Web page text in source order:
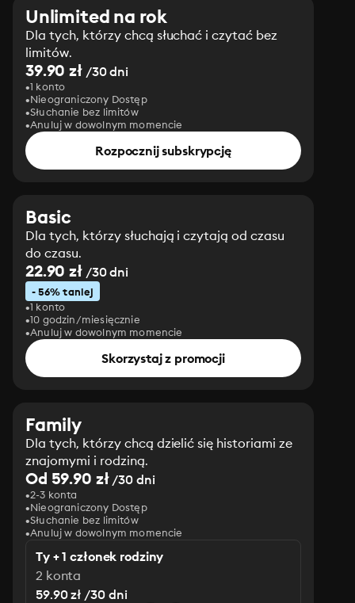
Unlimited na rok
Dla tych, którzy chcą słuchać i czytać bez
limitów.
39.90 zł/30 dni
1 konto
Nieograniczony Dostęp
Słuchanie bez limitów
Anuluj w dowolnym momencie
Rozpocznij subskrypcję
Basic
Dla tych, którzy słuchają i czytają od czasu
do czasu.
22.90 zł/30 dni
- 56% taniej
1 konto
10 godzin/miesięcznie
Anuluj w dowolnym momencie
Skorzystaj z promocji
Family
Dla tych, którzy chcą dzielić się historiami ze
znajomymi i rodziną.
Od 59.90 zł/30 dni
2-3 konta
Nieograniczony Dostęp
Słuchanie bez limitów
Anuluj w dowolnym momencie
Ty + 1 członek rodziny
2 konta
59.90 zł /30 dni